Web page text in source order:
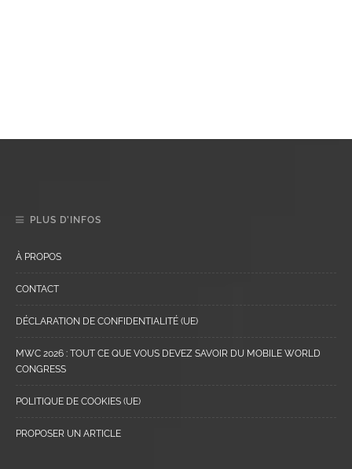
PLUS D’INFOS
À PROPOS
CONTACT
DÉCLARATION DE CONFIDENTIALITÉ (UE)
MWC 2026 : TOUT CE QUE VOUS DEVEZ SAVOIR DU MOBILE WORLD
CONGRESS
POLITIQUE DE COOKIES (UE)
PROPOSER UN ARTICLE